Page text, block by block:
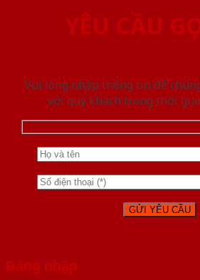
YÊU CẦU
Vui lòng nhập thông tin để
với quý khách trong thời
Đăng nhập